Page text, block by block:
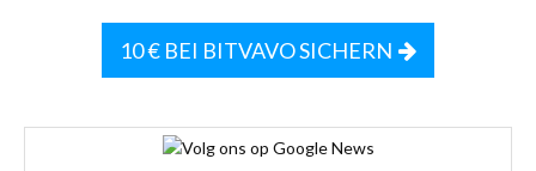
10 € BEI BITVAVO SICHERN